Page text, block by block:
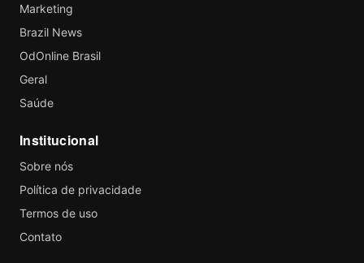
Marketing
Brazil News
OdOnline Brasil
Geral
Saúde
Institucional
Sobre nós
Política de privacidade
Termos de uso
Contato